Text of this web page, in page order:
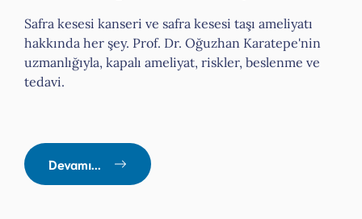
Safra kesesi kanseri ve safra kesesi taşı ameliyatı
hakkında her şey. Prof. Dr. Oğuzhan Karatepe'nin
uzmanlığıyla, kapalı ameliyat, riskler, beslenme ve
tedavi.
Devamı...